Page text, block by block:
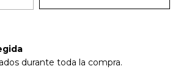
durante toda la compra.